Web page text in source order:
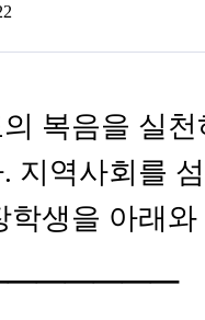
복음을 실
지역사회를
학생을 아래